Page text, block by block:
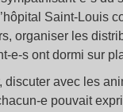
Saint-Louis
organiser les
e-s ont dormi sur
discuter avec les
e pouvait